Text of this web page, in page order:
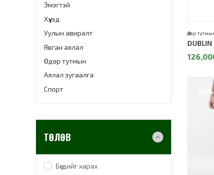
Эмэгтэй
Хүүхэд
Уулын авиралт
Явган аялал
Өдөр тутмын
Аялал зугаалга
Спорт
ТӨЛӨВ
Бүгдийг харах
DUBLIN
Өдөр
20%